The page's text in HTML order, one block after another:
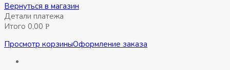
Вернуться в магазин
Детали платежа
Итого 0,00 Р
Просмотр корзиныОформление заказа